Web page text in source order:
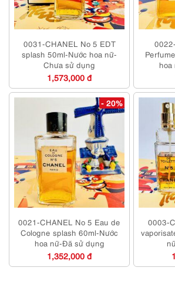
0031-CHANEL No 5 EDT
splash 50ml-Nước hoa nữ-
Chưa sử dụng
1,573,000 đ
hoa
- 20%
0021-CHANEL No 5 Eau de
Cologne splash 60ml-Nước
hoa nữ-Đã sử dụng
1,352,000 đ
0003-